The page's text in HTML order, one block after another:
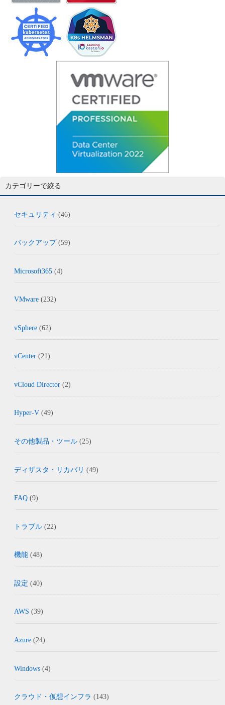
カテゴリーで絞る
セキュリティ (46)
バックアップ(59)
Microsoft365 (4)
VMware (232)
vSphere (62)
vCenter (21)
vCloud Director (2)
Hyper-V (49)
その他製品・ツール (25)
ディザスタ・リカバリ (49)
FAQ (9)
トラブル (22)
機能 (48)
設定 (40)
AWS (39)
Azure (24)
Windows (4)
クラウド・仮想インフラ (143)